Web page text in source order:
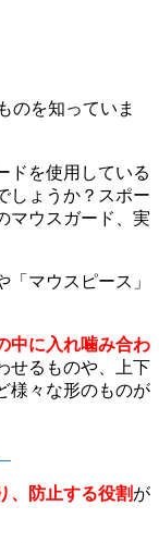
のを知っていま
ドを使用している
しょうか？スポー
マウスガード、実
マウスピース」
中に入れ噛み合わ
せるものや、上下
様々な形のものが
、防止する役割が